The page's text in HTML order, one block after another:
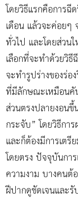
โดยวิธีแรกคือการ
เดือน แล้วจะค่อยๆ
ทั่วไป และโดยส่วน
เลือกที่จะทำด้วยวิธี
จะทำรูปร่างของร่
ที่มีลักษณะเหมือนคั
ส่วนตรงปลายงอนขึ้
กระจับ” โดยวิธีกา
และก็ต้องมีการเต
โดยตรง ปัจจุบันกา
ความงาม บางคนต้
ฝีปากดูชัดเจนและ